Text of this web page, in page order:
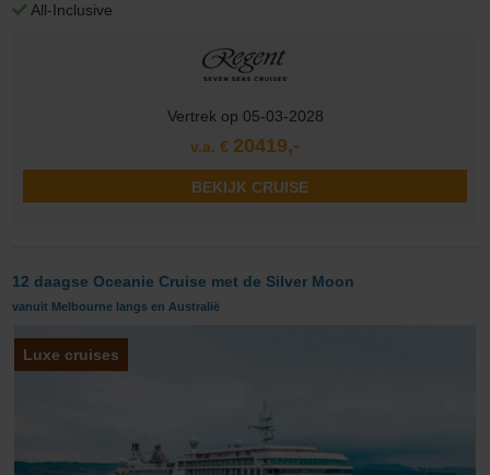
All-Inclusive
Vertrek op 05-03-2028
v.a. € 20419,-
BEKIJK CRUISE
12 daagse Oceanie Cruise met de Silver Moon
vanuit Melbourne langs en Australië
Luxe cruises